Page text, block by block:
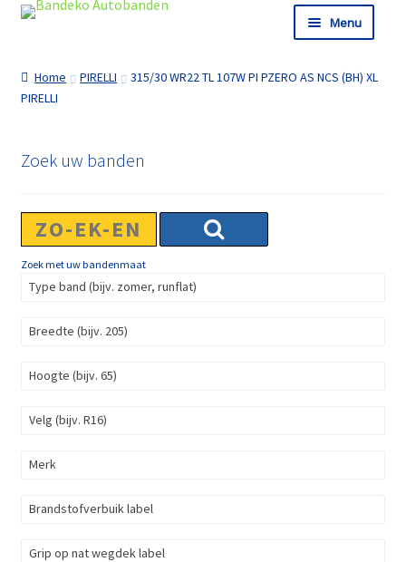
Ga door naar navigatie
Ga naar de inhoud
Menu
Informatie
Home PIRELLI
315/30 WR22 TL 107W PI PZERO AS NCS (BH) XL
PIRELLI
Zoek uw banden
Zoek met uw bandenmaat
Type band (bijv. zomer, runflat)
Breedte (bijv. 205)
Hoogte (bijv. 65)
Velg (bijv. R16)
Merk
Brandstofverbuik label
Grip op nat wegdek label